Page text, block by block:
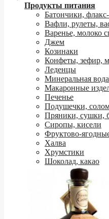
Продукты питания
Батончики,
Вафли, рулеты,
Варенье, молоко
Джем
Козинаки
Конфеты, зефир,
Леденцы
Минеральная вода
Макаронные
Печенье
Подушечки,
Пряники, сушки,
Сиропы, кисели
Фруктово-
Халва
Хрумстики
Шоколад, какао